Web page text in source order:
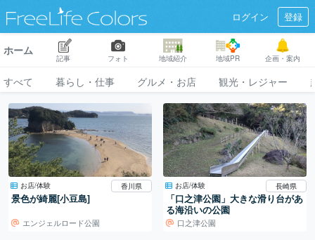
ログイン 登録
ホーム
記事 フォト 地域紹介 地域PR 企画・案内
すべて 暮らし・仕事 グルメ・お店 観光・レジャー
お店/体験 香川県
景色が綺麗[小豆島]
エンジェルロード公園
お店/体験 長崎県
「口之津公園」大きな滑り台があ
る海沿いの公園
口之津公園